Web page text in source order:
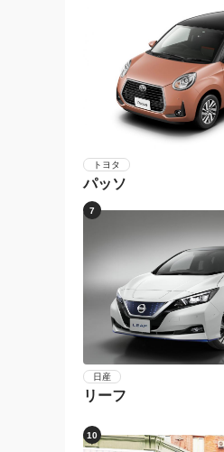
トヨタ
パッソ
7
日産
リーフ
10